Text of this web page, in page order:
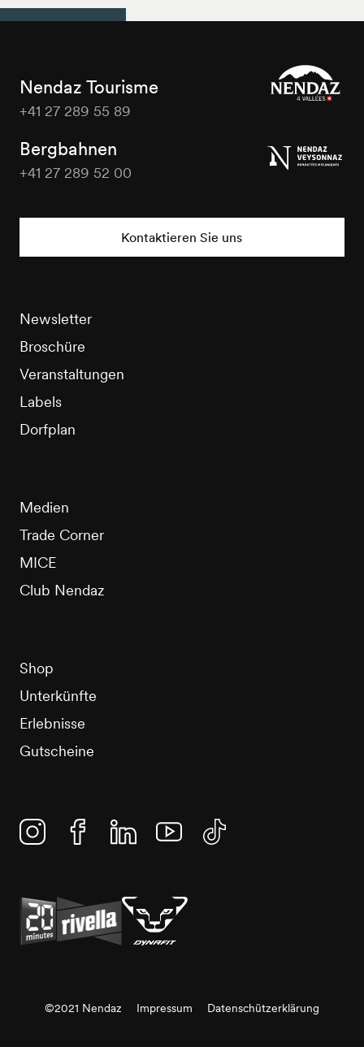
Nendaz Tourisme
+41 27 289 55 89
Bergbahnen
+41 27 289 52 00
Kontaktieren Sie uns
Newsletter
Broschüre
Veranstaltungen
Labels
Dorfplan
Medien
Trade Corner
MICE
Club Nendaz
Shop
Unterkünfte
Erlebnisse
Gutscheine
©2021 Nendaz Impressum Datenschützerklärung